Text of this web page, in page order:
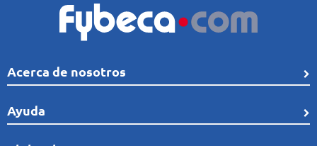
Acerca de nosotros
Quiénes Somos
Línea de tiempo
Ayuda